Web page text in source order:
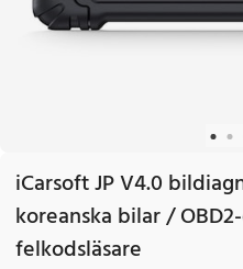
iCarsoft JP V4.0
koreanska bilar /
felkodsläsare